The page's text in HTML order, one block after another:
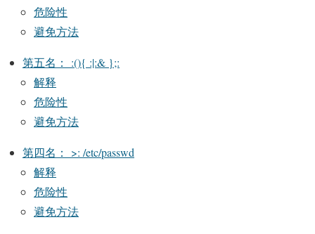
危险性
避免方法
第五名： :(){ :|:& };:
解释
危险性
避免方法
第四名： >: /etc/passwd
解释
危险性
避免方法